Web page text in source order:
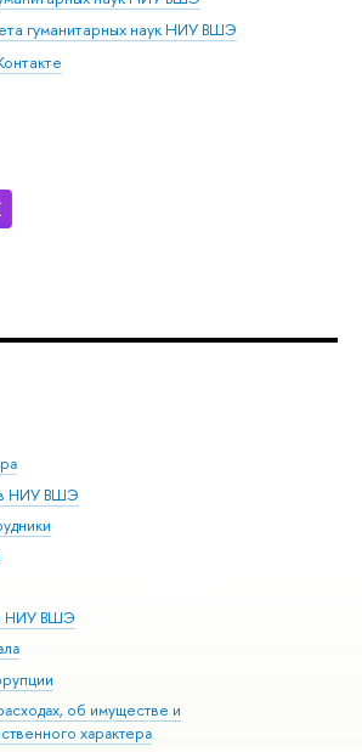
гуманитарных наук НИУ ВШЭ
в НИУ ВШЭ
НИУ ВШЭ
об имуществе и
характера